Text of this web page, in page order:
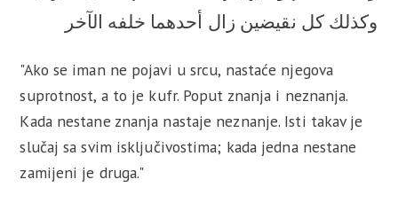
وكذلك كل نقيضين زال أحدهما خلفه الآخر
"Ako se iman ne pojavi u srcu, nastaće njegova
suprotnost, a to je kufr. Poput znanja i neznanja.
Kada nestane znanja nastaje neznanje. Isti takav je
slučaj sa svim isključivostima; kada jedna nestane
zamijeni je druga."